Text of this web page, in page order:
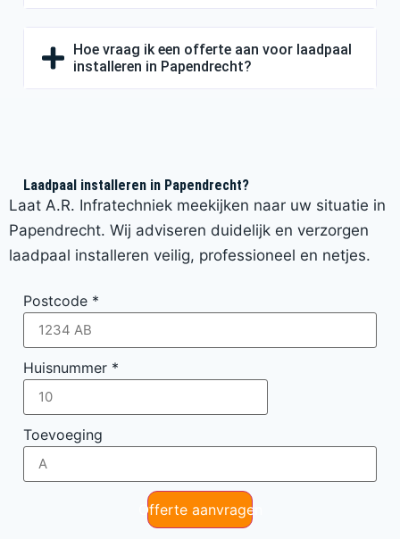
Hoe vraag ik een offerte aan voor laadpaal
installeren in Papendrecht?
Laadpaal installeren in Papendrecht?
Laat A.R. Infratechniek meekijken naar uw situatie in
Papendrecht. Wij adviseren duidelijk en verzorgen
laadpaal installeren veilig, professioneel en netjes.
Postcode *
Huisnummer *
Toevoeging
Offerte aanvragen